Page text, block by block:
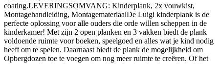
coating.LEVERINGSOMVANG: Kinderplank, 2x vouwkist,
Montagehandleiding, MontagemateriaalDe Luigi kinderplank is de
perfecte oplossing voor alle ouders die orde willen scheppen in de
kinderkamer! Met zijn 2 open planken en 3 vakken biedt de plank
voldoende ruimte voor boeken, speelgoed en alles wat je kind nodig
heeft om te spelen. Daarnaast biedt de plank de mogelijkheid om
Opbergdozen toe te voegen om nog meer ruimte te creëren. Of het